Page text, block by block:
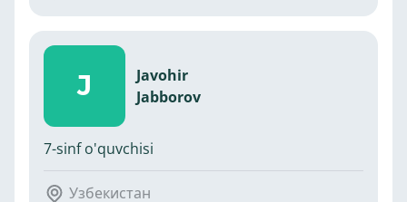
J
Javohir
Jabborov
7-sinf o'quvchisi
Узбекистан